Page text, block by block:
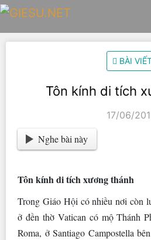
Skip
content
BÀI
Tôn kính di tích
17/06/
Nghe bài này
Tôn kính di tích xương thánh
Trong Giáo Hội có nhiều nơi còn
ở đền thờ Vatican có mộ Thánh
Roma, ở Santiago Campostella